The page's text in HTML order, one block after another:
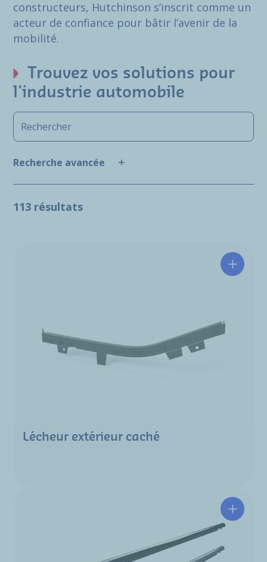
constructeurs, Hutchinson s’inscrit comme un
acteur de confiance pour bâtir l’avenir de la
mobilité.
Trouvez vos solutions pour
l'industrie automobile
Recherche avancée
113 résultats
Lécheur extérieur caché